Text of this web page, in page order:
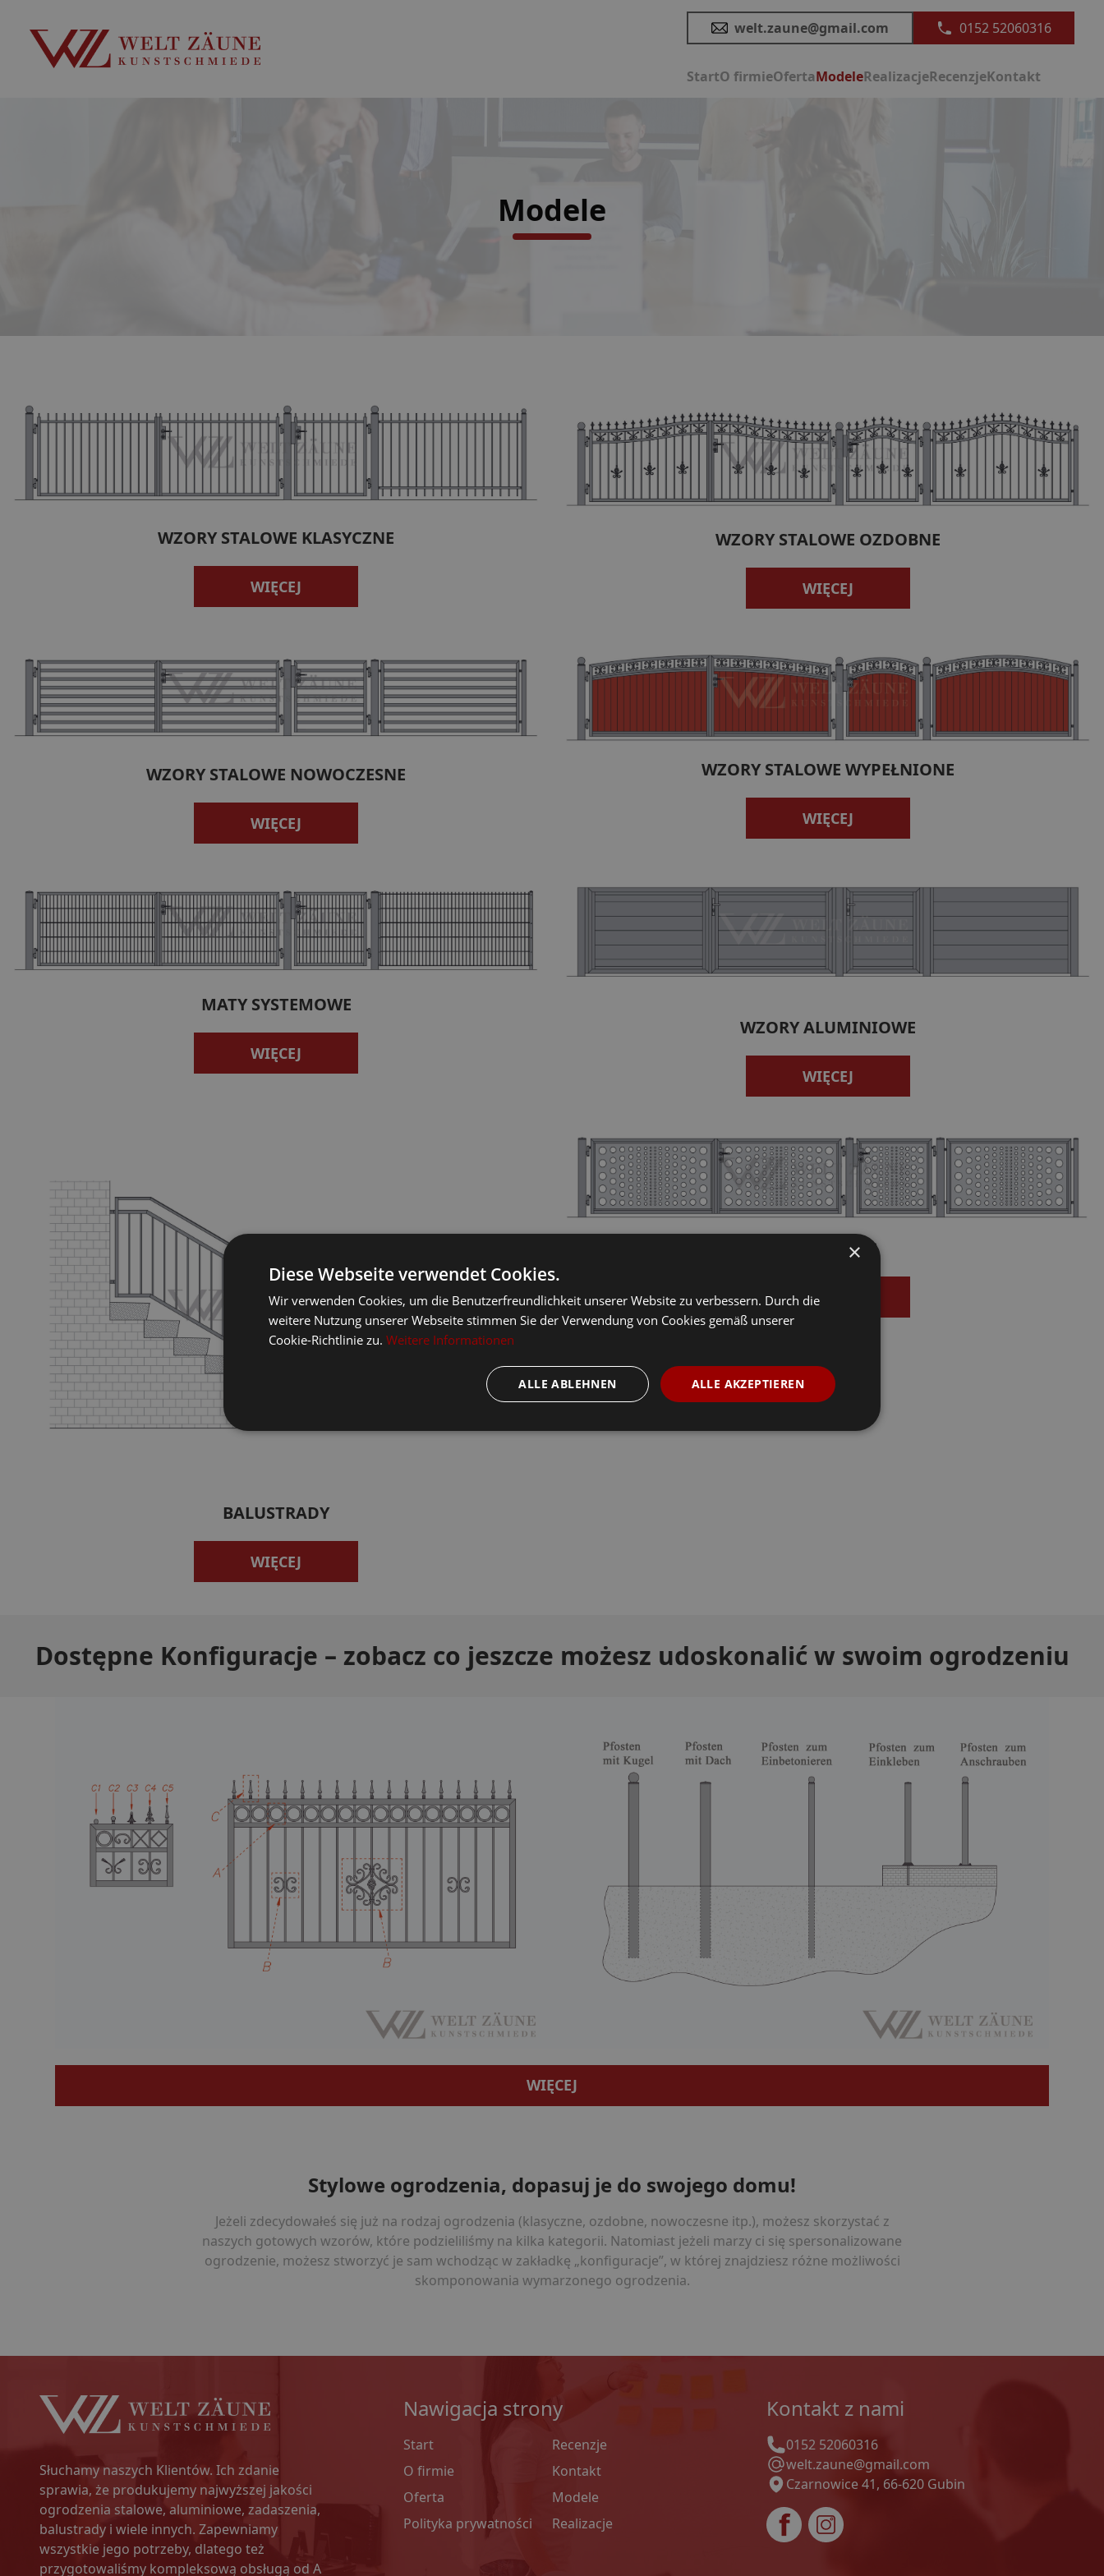
welt.zaune@gmail.com 0152 52060316
StartO firmieOfertaModeleRealizacjeRecenzjeKontakt
Modele
WZORY STALOWE KLASYCZNE
WIĘCEJ
WZORY STALOWE OZDOBNE
WIĘCEJ
WZORY STALOWE NOWOCZESNE
WIĘCEJ
WZORY STALOWE WYPEŁNIONE
WIĘCEJ
MATY SYSTEMOWE
WIĘCEJ
WZORY ALUMINIOWE
WIĘCEJ
BALUSTRADY
WIĘCEJ
WZORY CNC
WIĘCEJ
Dostępne Konfiguracje – zobacz co jeszcze możesz udoskonalić w swoim ogrodzeniu
WIĘCEJ
Stylowe ogrodzenia, dopasuj je do swojego domu!
Jeżeli zdecydowałeś się już na rodzaj ogrodzenia (klasyczne, ozdobne, nowoczesne itp.), możesz skorzystać z
naszych gotowych wzorów, które podzieliliśmy na kilka kategorii. Natomiast jeżeli marzy ci się spersonalizowane
ogrodzenie, możesz stworzyć je sam wchodząc w zakładkę „konfiguracje”, w której znajdziesz różne możliwości
skomponowania wymarzonego ogrodzenia.
Nawigacja strony
Start
Recenzje
O firmie
Kontakt
Oferta
Modele
Polityka prywatności
Realizacje
Kontakt z nami
0152 52060316
welt.zaune@gmail.com
Czarnowice 41, 66-620 Gubin
Słuchamy naszych Klientów. Ich zdanie
sprawia, że produkujemy najwyższej jakości
ogrodzenia stalowe, aluminiowe, zadaszenia,
balustrady i wiele innych. Zapewniamy
wszystkie jego potrzeby, dlatego też
przygotowaliśmy kompleksową obsługą od A
×
Diese Webseite verwendet Cookies.
Wir verwenden Cookies, um die Benutzerfreundlichkeit unserer Website zu verbessern. Durch die
weitere Nutzung unserer Webseite stimmen Sie der Verwendung von Cookies gemäß unserer
Cookie-Richtlinie zu. Weitere Informationen
ALLE AKZEPTIEREN
ALLE ABLEHNEN